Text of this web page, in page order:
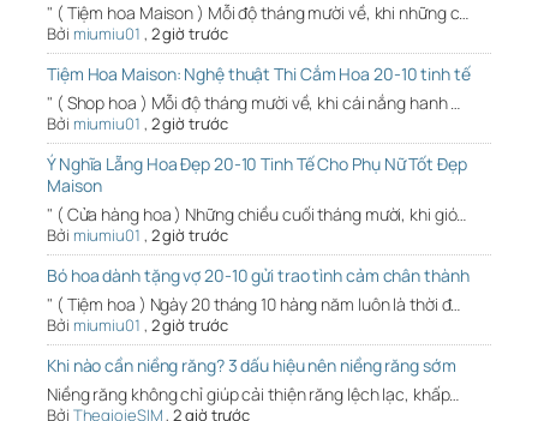
" ( Tiệm hoa Maison ) Mỗi độ tháng mười về, khi những c…
Bởi miumiu01 , 2 giờ trước
Tiệm Hoa Maison: Nghệ thuật Thi Cắm Hoa 20-10 tinh tế
" ( Shop hoa ) Mỗi độ tháng mười về, khi cái nắng hanh …
Bởi miumiu01 , 2 giờ trước
Ý Nghĩa Lẵng Hoa Đẹp 20-10 Tinh Tế Cho Phụ Nữ Tốt Đẹp
Maison
" ( Cửa hàng hoa ) Những chiều cuối tháng mười, khi gió…
Bởi miumiu01 , 2 giờ trước
Bó hoa dành tặng vợ 20-10 gửi trao tình cảm chân thành
" ( Tiệm hoa ) Ngày 20 tháng 10 hàng năm luôn là thời đ…
Bởi miumiu01 , 2 giờ trước
Khi nào cần niềng răng? 3 dấu hiệu nên niềng răng sớm
Niềng răng không chỉ giúp cải thiện răng lệch lạc, khấp…
Bởi ThegioieSIM,2 giờ trước